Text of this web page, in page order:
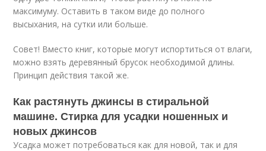
максимуму. Оставить в таком виде до полного
высыхания, на сутки или больше.
Совет! Вместо книг, которые могут испортиться от влаги,
можно взять деревянный брусок необходимой длины.
Принцип действия такой же.
Как растянуть джинсы в стиральной
машине. Стирка для усадки ношенных и
новых джинсов
Усадка может потребоваться как для новой, так и для